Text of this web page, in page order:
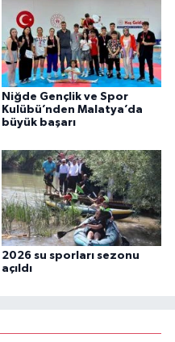
Niğde Gençlik ve Spor
Kulübü’nden Malatya’da
büyük başarı
2026 su sporları sezonu
açıldı